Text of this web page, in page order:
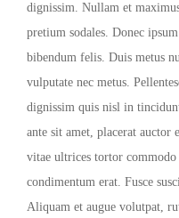
dignissim. Nullam et
pretium sodales. Donec
bibendum felis. Duis metus
vulputate nec metus.
dignissim quis nisl in
ante sit amet, placerat auctor
vitae ultrices tortor
condimentum erat. Fusce
Aliquam et augue volutpat,